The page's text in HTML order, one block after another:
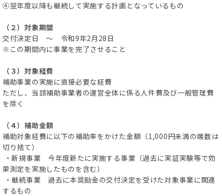
④翌年度以降も継続して実施する計画となっているもの
（２）対象期間
交付決定日 ～ 令和9年2月28日
※この期間内に事業を完了させること
（３）対象経費
補助事業の実施に直接必要な経費
ただし、当該補助事業者の運営全体に係る人件費及び一般管理費
を除く
（４）補助金額
補助対象経費に以下の補助率をかけた金額（1,000円未満の端数は
切り捨て）
・新規事業 今年度新たに実施する事業（過去に実証実験等で効
果測定を実施したものを含む）
・継続事業 過去に本奨励金の交付決定を受けた対象事業に関連
するもの